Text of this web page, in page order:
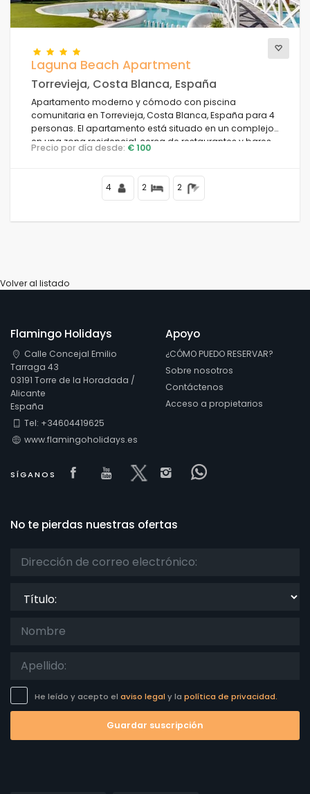
Laguna Beach Apartment
Torrevieja, Costa Blanca, España
Apartamento moderno y cómodo con piscina
comunitaria en Torrevieja, Costa Blanca, España para 4
personas. El apartamento está situado en un complejo,
en una zona residencial, cerca de restaurantes y bares,
tiendas y supermercados, y a 4 km de la playa.
Precio por día desde: € 100
4 2 2
Volver al listado
Flamingo Holidays
Calle Concejal Emilio
Tarraga 43
03191 Torre de la Horadada /
Alicante
España
Tel: +34604419625
www.flamingoholidays.es
SÍGANOS Visit our Facebook page
Visit our youtube page
Visit our x page
Visit our isntagram
Visit our
Apoyo
¿CÓMO PUEDO RESERVAR?
Sobre nosotros
Contáctenos
Acceso a propietarios
No te pierdas nuestras ofertas
He leído y acepto el aviso legal y la política de privacidad.
Guardar suscripción